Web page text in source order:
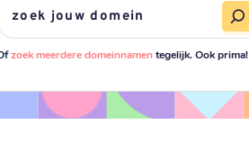
zoek meerdere domeinnamentegelijk. Ook prima!